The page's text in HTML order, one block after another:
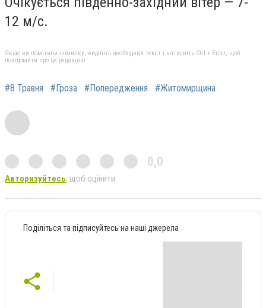
12 м/с.
Якщо ви помітили помилку, виділіть необхідний текст і натисніть Ctrl + Enter, щоб
повідомити про це редакцію
#8 Травня #Гроза #Попередження #Житомирщина
0,0
Авторизуйтесь, щоб оцінити
Поділіться та підписуйтесь на наші джерела